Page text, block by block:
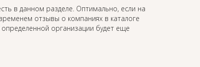
в данном разделе. Оптимально, если на
отзывы о компаниях в каталоге
организации будет еще